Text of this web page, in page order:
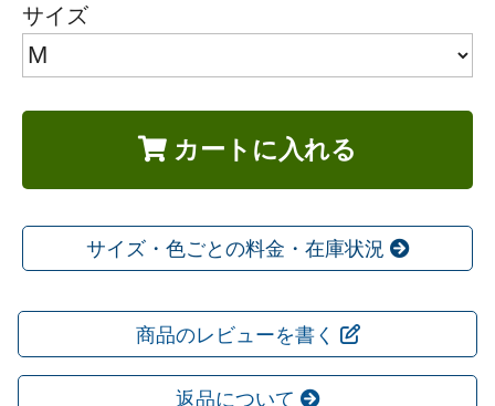
サイズ
カートに入れる
サイズ・色ごとの料金・在庫状況
商品のレビューを書く
返品について